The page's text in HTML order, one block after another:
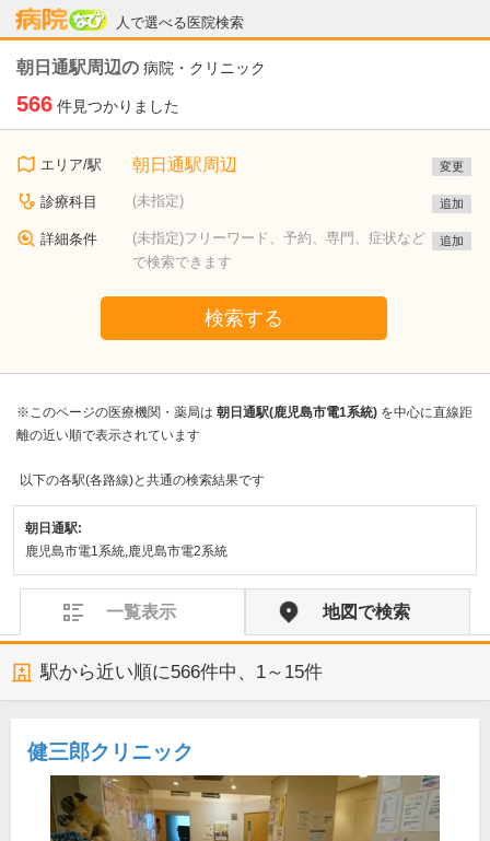
人で選べる医院検索
病院なび
朝日通駅周辺の 病院・クリニック
566 件見つかりました
エリア/駅 朝日通駅周辺 変更
診療科目 (未指定) 追加
詳細条件
(未指定)フリーワード、予約、専門、症状など
で検索できます
追加
検索する
※このページの医療機関・薬局は 朝日通駅(鹿児島市電1系統) を中心に直線距
離の近い順で表示されています
以下の各駅(各路線)と共通の検索結果です
朝日通駅:
鹿児島市電1系統,鹿児島市電2系統
一覧表示 地図で検索
駅から近い順に566件中、 1～15件
健三郎クリニック